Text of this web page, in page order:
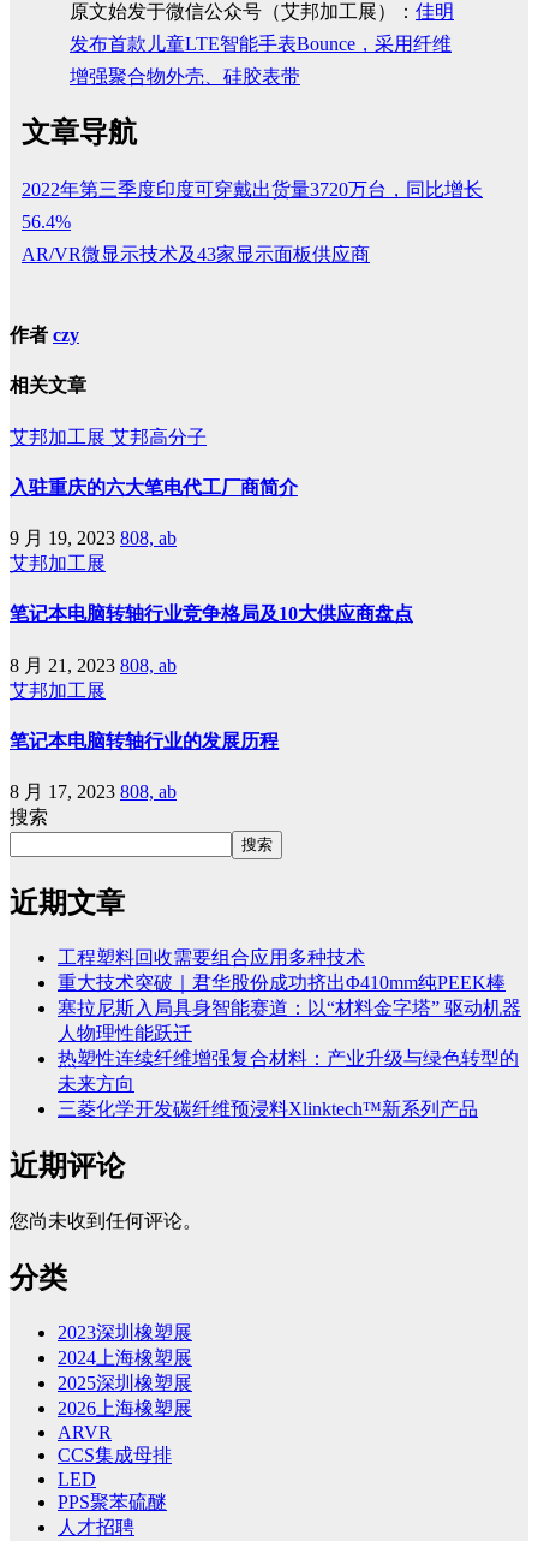
原文始发于微信公众号（艾邦加工展）： 佳明
发布首款儿童LTE智能手表Bounce，采用纤维
增强聚合物外壳、硅胶表带
文章导航
​2022年第三季度印度可穿戴出货量3720万台，同比增长
56.4%
AR/VR微显示技术及43家显示面板供应商
作者 czy
相关文章
艾邦加工展 艾邦高分子
入驻重庆的六大笔电代工厂商简介
9 月 19, 2023 808, ab
艾邦加工展
笔记本电脑转轴行业竞争格局及10大供应商盘点
8 月 21, 2023 808, ab
艾邦加工展
笔记本电脑转轴行业的发展历程
8 月 17, 2023 808, ab
搜索
搜索
近期文章
工程塑料回收需要组合应用多种技术
重大技术突破｜君华股份成功挤出Φ410mm纯PEEK棒
塞拉尼斯入局具身智能赛道：以“材料金字塔” 驱动机器
人物理性能跃迁
热塑性连续纤维增强复合材料：产业升级与绿色转型的
未来方向
三菱化学开发碳纤维预浸料Xlinktech™新系列产品
近期评论
您尚未收到任何评论。
分类
2023深圳橡塑展
2024上海橡塑展
2025深圳橡塑展
2026上海橡塑展
ARVR
CCS集成母排
LED
PPS聚苯硫醚
人才招聘